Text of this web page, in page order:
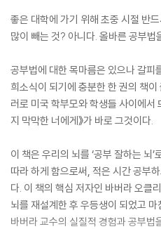
좋은 대학에 가기 위해 초중 시절 반
많이 빼는 것? 아니다. 올바른 공부법
공부법에 대한 목마름은 있으나 갈피
희소식이 되기에 충분한 한 권의 책
러로 미국 학부모와 학생들 사이에서
지 막막한 너에게》가 바로 그것이다.
이 책은 우리의 뇌를 ‘공부 잘하는 뇌
따라 하게 함으로써, 적은 시간 공부
다. 이 책의 핵심 저자인 바버라 오클
뇌를 재설계한 후 우등생이 되었고
바버라 교수의 실질적 경험과 공부법